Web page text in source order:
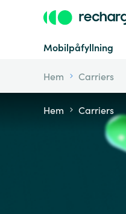
Mobilpåfyllning
Hem Carriers
Hem Carriers